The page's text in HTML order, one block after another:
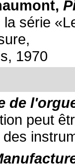
la série
1970
de
peut
des